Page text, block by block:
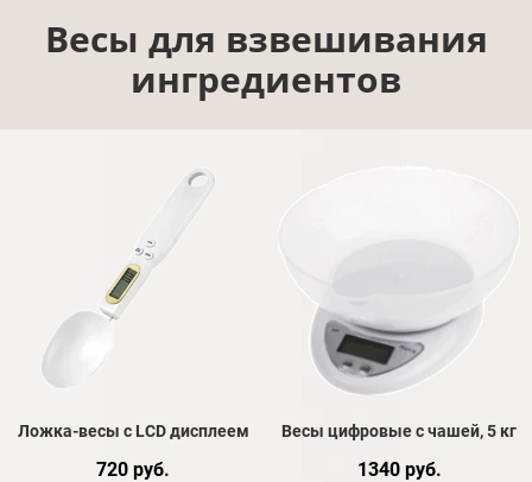
Весы для взвешивания
ингредиентов
Ложка-весы с LCD дисплеем
720 руб.
Весы цифровые с чашей, 5 кг
1340 руб.